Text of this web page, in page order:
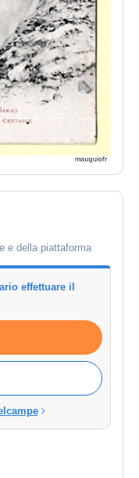
e della piattaforma
effettuare il